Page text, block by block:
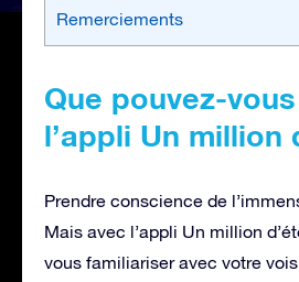
Remerciements
Que pouvez-
l’appli Un million
Prendre conscience de
Mais avec l’appli Un million
vous familiariser avec votre